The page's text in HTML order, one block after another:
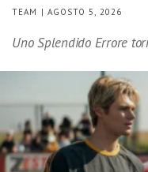
TEAM | AGOSTO 5, 2026
Uno Splendido Errore